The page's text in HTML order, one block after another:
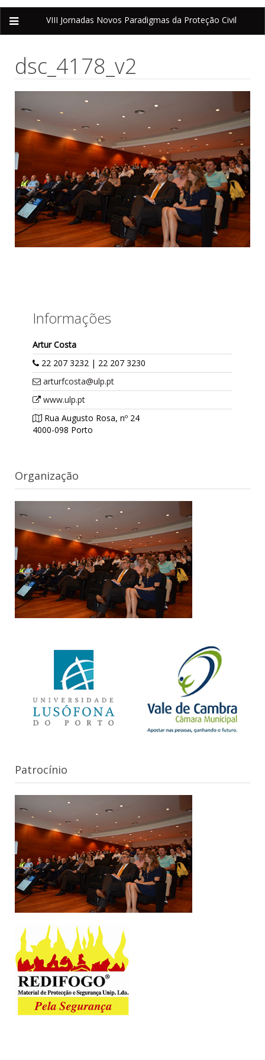
VIII Jornadas Novos Paradigmas da Proteção Civil
dsc_4178_v2
Informações
Artur Costa
22 207 3232 | 22 207 3230
arturfcosta@ulp.pt
www.ulp.pt
Rua Augusto Rosa, nº 24
4000-098 Porto
Organização
Patrocínio